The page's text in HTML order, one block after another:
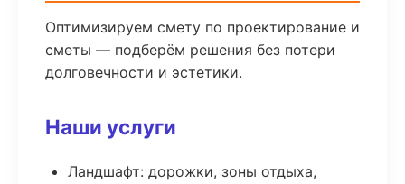
Оптимизируем смету по проектирование и
сметы — подберём решения без потери
долговечности и эстетики.
Наши услуги
Ландшафт: дорожки, зоны отдыха,